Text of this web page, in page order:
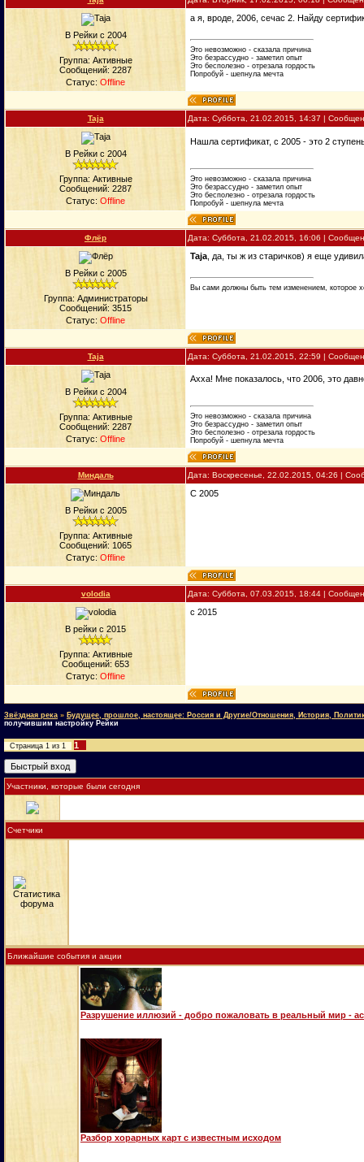
В Рейки с 2004
Группа: Активные
Сообщений: 2287
Статус: Offline
а я, вроде, 2006, сечас 2. Найду
Это невозможно - сказала причина
Это безрассудно - заметил опыт
Это бесполезно - отрезала гордость
Попробуй - шепнула мечта
Taja Дата: Суббота, 21.02.2015, 14:37 |
В Рейки с 2004
Группа: Активные
Сообщений: 2287
Статус: Offline
Нашла сертификат, с 2005 - это 2
Это невозможно - сказала причина
Это безрассудно - заметил опыт
Это бесполезно - отрезала гордость
Попробуй - шепнула мечта
Флёр Дата: Суббота, 21.02.2015, 16:06 |
В Рейки с 2005
Группа: Администраторы
Сообщений: 3515
Статус: Offline
Taja , да, ты ж из старичков) я еще
Вы сами должны быть тем изменением, которое
Taja Дата: Суббота, 21.02.2015, 22:59 |
В Рейки с 2004
Группа: Активные
Сообщений: 2287
Статус: Offline
Ахха! Мне показалось, что 2006, это
Это невозможно - сказала причина
Это безрассудно - заметил опыт
Это бесполезно - отрезала гордость
Попробуй - шепнула мечта
Миндаль Дата: Воскресенье, 22.02.2015, 04:26 |
В Рейки с 2005
Группа: Активные
Сообщений: 1065
Статус: Offline
C 2005
volodia Дата: Суббота, 07.03.2015, 18:44 |
В рейки с 2015
Группа: Активные
Сообщений: 653
Статус: Offline
с 2015
Звёздная река » Будущее, прошлое, настоящее: Россия и Другие/Отношения, История,
получившим настройку Рейки
Страница 1 из 1 1
Участники, которые были сегодня
Счетчики
Ближайшие события и акции
Разрушение иллюзий - добро пожаловать в реальный мир -
Разбор хорарных карт с известным исходом